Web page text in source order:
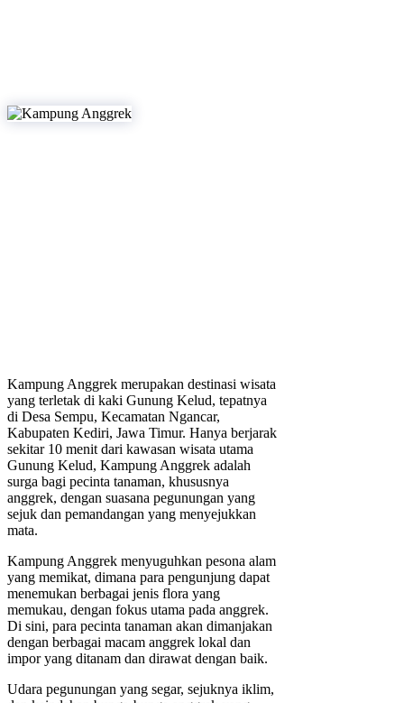
Kampung Anggrek merupakan destinasi wisata
yang terletak di kaki Gunung Kelud, tepatnya
di Desa Sempu, Kecamatan Ngancar,
Kabupaten Kediri, Jawa Timur. Hanya berjarak
sekitar 10 menit dari kawasan wisata utama
Gunung Kelud, Kampung Anggrek adalah
surga bagi pecinta tanaman, khususnya
anggrek, dengan suasana pegunungan yang
sejuk dan pemandangan yang menyejukkan
mata.
Kampung Anggrek menyuguhkan pesona alam
yang memikat, dimana para pengunjung dapat
menemukan berbagai jenis flora yang
memukau, dengan fokus utama pada anggrek.
Di sini, para pecinta tanaman akan dimanjakan
dengan berbagai macam anggrek lokal dan
impor yang ditanam dan dirawat dengan baik.
Udara pegunungan yang segar, sejuknya iklim,